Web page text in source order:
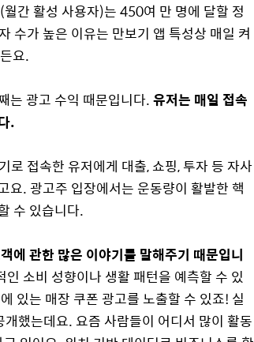
간 활성 사용자)는 450여 만 명에 달할 정
수가 높은 이유는 만보기 앱 특성상 매일 켜
요.
는 광고 수익 때문입니다.유저는 매일 접속
.
접속한 유저에게 대출, 쇼핑, 투자 등 자사
요. 광고주 입장에서는 운동량이 활발한 핵
수 있습니다.
에 관한 많은 이야기를 말해주기 때문입니
소비 성향이나 생활 패턴을 예측할 수 있
있는 매장 쿠폰 광고를 노출할 수 있죠! 실
했는데요. 요즘 사람들이 어디서 많이 활동